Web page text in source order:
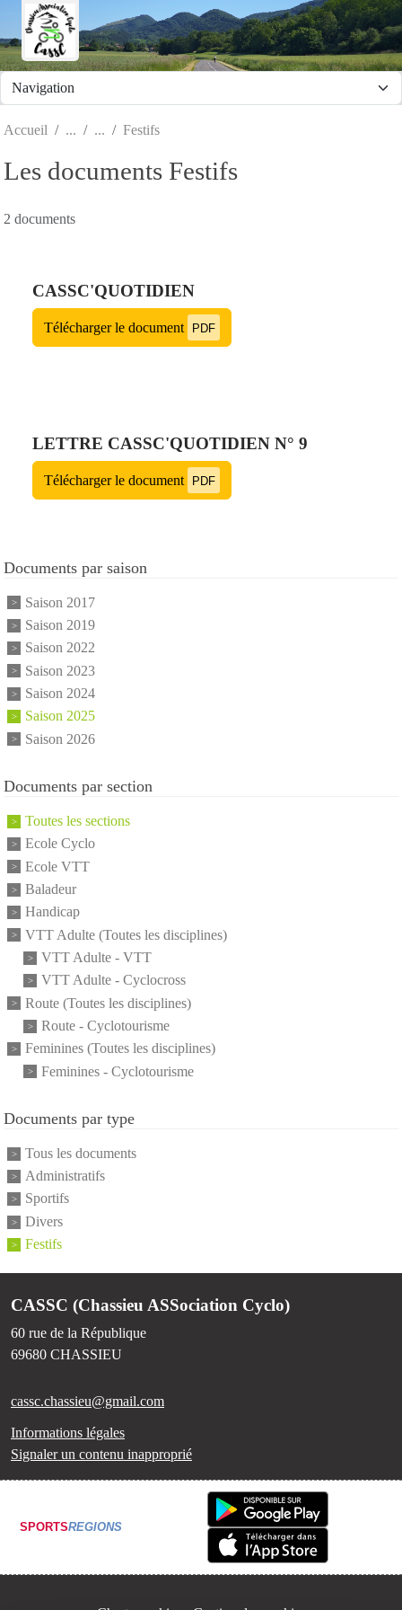
Accueil Festifs
Les documents Festifs
2 documents
CASSC'QUOTIDIEN
Télécharger le document PDF
LETTRE CASSC'QUOTIDIEN N° 9
Télécharger le document PDF
Documents par saison
Saison 2017
Saison 2019
Saison 2022
Saison 2023
Saison 2024
Saison 2025
Saison 2026
Documents par section
Toutes les sections
Ecole Cyclo
Ecole VTT
Baladeur
Handicap
VTT Adulte (Toutes les disciplines)
VTT Adulte - VTT
VTT Adulte - Cyclocross
Route (Toutes les disciplines)
Route - Cyclotourisme
Feminines (Toutes les disciplines)
Feminines - Cyclotourisme
Documents par type
Tous les documents
Administratifs
Sportifs
Divers
Festifs
CASSC (Chassieu ASSociation Cyclo)
60 rue de la République
69680 CHASSIEU
cassc.chassieu@gmail.com
Informations légales
Signaler un contenu inapproprié
SPORTSREGIONS
Panneau de gestion des cookies